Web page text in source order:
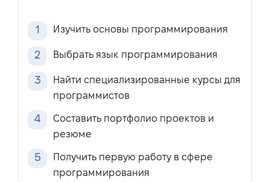
1 Изучить основы программирования
2 Выбрать язык программирования
3
Найти специализированные курсы для
программистов
4
Составить портфолио проектов и
резюме
5
Получить первую работу в сфере
программирования